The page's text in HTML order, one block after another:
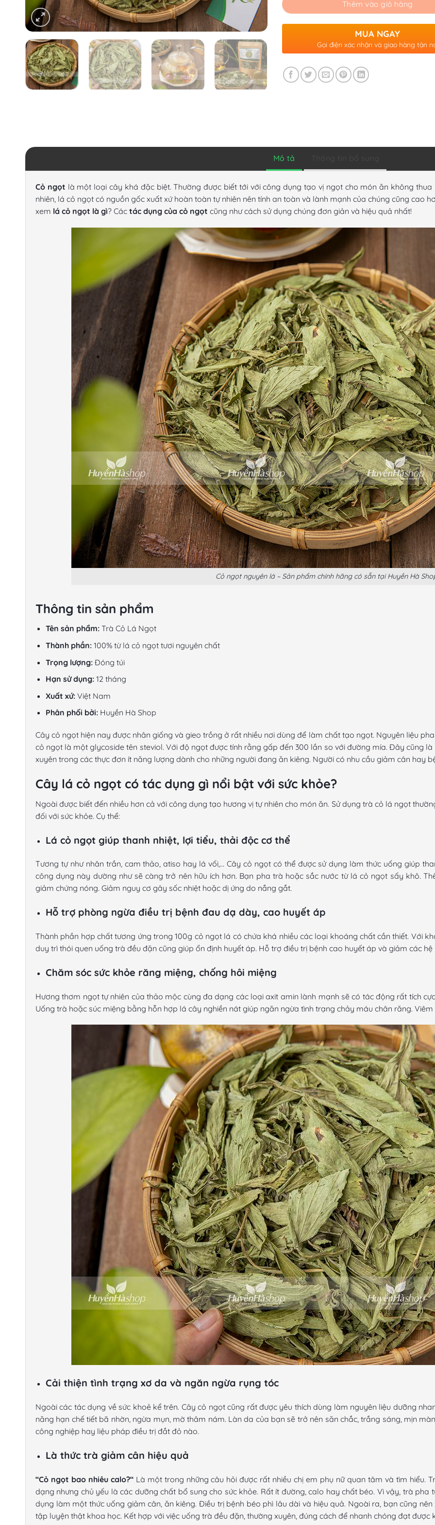
Thêm vào giỏ hàng
MUA NGAY
Gọi điện xác nhận và giao hàng tận
Mô tả
Cỏ ngọt là một loại cây khá đặc biệt. Thường được biết tới với công dụng tạo vị ngọt cho món ăn không
nhiên, lá cỏ ngọt có nguồn gốc xuất xứ hoàn toàn tự nhiên nên tính an toàn và lành mạnh của chúng cũng cao
xem lá cỏ ngọt là gì? Các tác dụng của cỏ ngọt cũng như cách sử dụng chúng đơn giản và hiệu quả nhất!
Cỏ ngọt nguyên lá – Sản phẩm chính hãng có sẵn tại Huyền Hà
Thông tin sản phẩm
Tên sản phẩm: Trà Cỏ Lá Ngọt
Thành phần:100% từ lá cỏ ngọt tươi nguyên chất
Trọng lượng:Đóng túi
Hạn sử dụng:12 tháng
Xuất xứ:Việt Nam
Phân phối bởi: Huyền Hà Shop
Cây cỏ ngọt hiện nay được nhân giống và gieo trồng ở rất nhiều nơi dùng để làm chất tạo ngọt. Nguyên liệu
cỏ ngọt là một glycoside tên steviol. Với độ ngọt được tính rằng gấp đến 300 lần so với đường mía. Đây cũng
xuyên trong các thực đơn ít năng lượng dành cho những người đang ăn kiêng. Người có nhu cầu giảm cân hay
Cây lá cỏ ngọt có tác dụng gì nổi bật với sức khỏe?
Ngoài được biết đến nhiều hơn cả với công dụng tạo hương vị tự nhiên cho món ăn. Sử dụng trà cỏ lá ngọt
đối với sức khỏe. Cụ thể:
Lá cỏ ngọt giúp thanh nhiệt, lợi tiểu, thải độc cơ thể
Tương tự như nhân trần, cam thảo, atiso hay lá vối,… Cây cỏ ngọtcó thể được sử dụng làm thức uống giúp
công dụng này dường như sẽ càng trở nên hữu ích hơn. Bạn pha trà hoặc sắc nước từ lá cỏ ngọt sấy khô. T
giảm chứng nóng. Giảm nguy cơ gây sốc nhiệt hoặc dị ứng do nắng gắt.
Hỗ trợ phòng ngừa điều trị bệnh đau dạ dày, cao huyết áp
Thành phần hợp chất tương ứng trong 100g cỏ ngọt lá có chứa khá nhiều các loại khoáng chất cần thiết. Với
duy trì thói quen uống trà đều đặn cũng giúp ổn định huyết áp. Hỗ trợ điều trị bệnh cao huyết áp và giảm các
Chăm sóc sức khỏe răng miệng, chống hôi miệng
Hương thơm ngọt tự nhiên của thảo mộc cùng đa dạng các loại axit amin lành mạnh sẽ có tác động rất tích
Uống trà hoặc súc miệng bằng hỗn hợp lá cây nghiền nát giúp ngăn ngừa tình trạng chảy máu chân răng.
Cải thiện tình trạng xơ da và ngăn ngừa rụng tóc
Ngoài các tác dụng về sức khoẻ kể trên. Cây cỏ ngọt cũng rất được yêu thích dùng làm nguyên liệu dưỡng
năng hạn chế tiết bã nhờn, ngừa mụn, mờ thâm nám. Làn da của bạn sẽ trở nên săn chắc, trắng sáng, mịn
công nghiệp hay liệu pháp điều trị đắt đỏ nào.
Là thức trà giảm cân hiệu quả
“Cỏ ngọt bao nhiêu calo?“Là một trong những câu hỏi được rất nhiều chị em phụ nữ quan tâm và tìm hiểu.
dạng nhưng chủ yếu là các dưỡng chất bổ sung cho sức khỏe. Rất ít đường, calo hay chất béo. Vì vậy, trà pha
dụng làm một thức uống giảm cân, ăn kiêng. Điều trị bệnh béo phì lâu dài và hiệu quả. Ngoài ra, bạn cũng
tập luyện thật khoa học. Kết hợp với việc uống trà đều đặn, thường xuyên, đúng cách để nhanh chóng đạt được